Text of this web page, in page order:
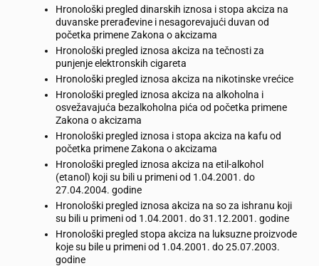
Hronološki pregled dinarskih iznosa i stopa akciza na
duvanske prerađevine i nesagorevajući duvan od
početka primene Zakona o akcizama
Hronološki pregled iznosa akciza na tečnosti za
punjenje elektronskih cigareta
Hronološki pregled iznosa akciza na nikotinske vrećice
Hronološki pregled iznosa akciza na alkoholna i
osvežavajuća bezalkoholna pića od početka primene
Zakona o akcizama
Hronološki pregled iznosa i stopa akciza na kafu od
početka primene Zakona o akcizama
Hronološki pregled iznosa akciza na etil-alkohol
(etanol) koji su bili u primeni od 1.04.2001. do
27.04.2004. godine
Hronološki pregled iznosa akciza na so za ishranu koji
su bili u primeni od 1.04.2001. do 31.12.2001. godine
Hronološki pregled stopa akciza na luksuzne proizvode
koje su bile u primeni od 1.04.2001. do 25.07.2003.
godine